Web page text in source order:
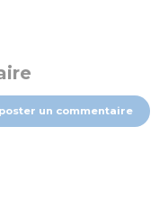
un commentaire